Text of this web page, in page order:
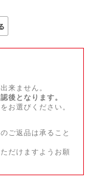
来ません。
後となります。
お選びください。
ご返品は承ること
だけますようお願